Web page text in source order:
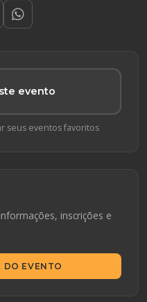
evento
seus eventos favoritos
inscrições e
DO EVENTO